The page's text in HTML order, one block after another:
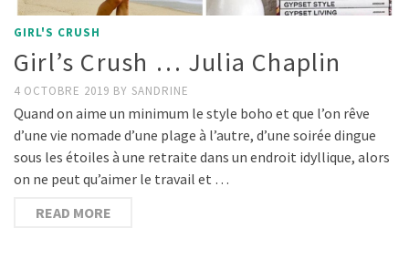
GIRL'S CRUSH
Girl’s Crush … Julia Chaplin
4 OCTOBRE 2019 BY SANDRINE
Quand on aime un minimum le style boho et que l’on rêve
d’une vie nomade d’une plage à l’autre, d’une soirée dingue
sous les étoiles à une retraite dans un endroit idyllique, alors
on ne peut qu’aimer le travail et …
READ MORE